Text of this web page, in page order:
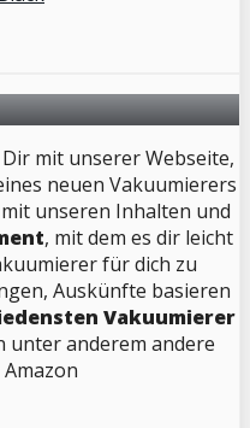
mit unserer Webseite,
neuen Vakuumierers
unseren Inhalten und
, mit dem es dir leicht
für dich zu
Auskünfte basieren
Vakuumierer
unter anderem andere